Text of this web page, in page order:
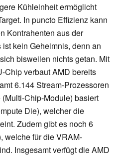
Kühleinheit ermöglicht
In puncto Effizienz kann
Kontrahenten aus der
kein Geheimnis, denn an
bisweilen nichts getan. Mit
Chip verbaut AMD bereits
6.144 Stream-Prozessoren
Chip-Module) basiert
Die), welcher die
Zudem gibt es noch 6
welche für die VRAM-
Insgesamt verfügt die AMD